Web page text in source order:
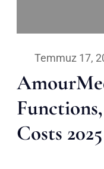
Temmuz 17,
Costs 2025